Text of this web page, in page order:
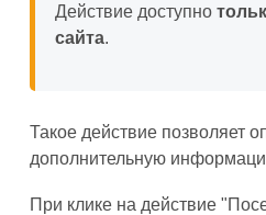
Действие доступно
сайта.
Такое действие позволяет
дополнительную
При клике на действие